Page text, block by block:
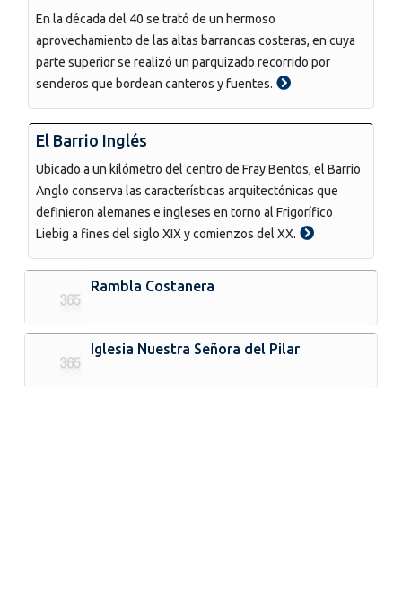
En la década del 40 se trató de un hermoso
aprovechamiento de las altas barrancas costeras, en cuya
parte superior se realizó un parquizado recorrido por
senderos que bordean canteros y fuentes.
El Barrio Inglés
Ubicado a un kilómetro del centro de Fray Bentos, el Barrio
Anglo conserva las características arquitectónicas que
definieron alemanes e ingleses en torno al Frigorífico
Liebig a fines del siglo XIX y comienzos del XX.
Rambla Costanera
Iglesia Nuestra Señora del Pilar